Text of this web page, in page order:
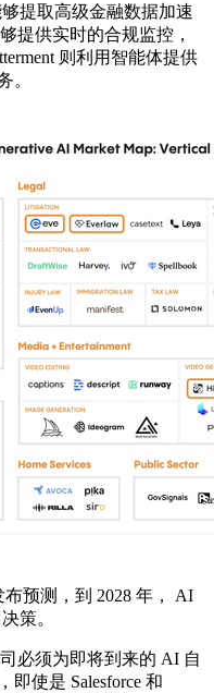
提取高级金融数据加速
提供实时的合规监控，
则利用智能体提供
。
预测，到 2028 年， AI
策。
须为即将到来的 AI 自
使是 Salesforce 和